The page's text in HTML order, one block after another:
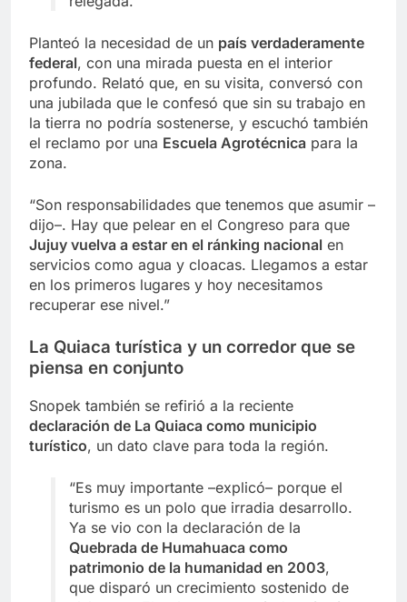
Planteó la necesidad de un país verdaderamente
federal, con una mirada puesta en el interior
profundo. Relató que, en su visita, conversó con
una jubilada que le confesó que sin su trabajo en
la tierra no podría sostenerse, y escuchó también
el reclamo por una Escuela Agrotécnica para la
zona.
“Son responsabilidades que tenemos que asumir –
dijo–. Hay que pelear en el Congreso para que
Jujuy vuelva a estar en el ránking nacional en
servicios como agua y cloacas. Llegamos a estar
en los primeros lugares y hoy necesitamos
recuperar ese nivel.”
La Quiaca turística y un corredor que se
piensa en conjunto
Snopek también se refirió a la reciente
declaración de La Quiaca como municipio
turístico, un dato clave para toda la región.
“Es muy importante –explicó– porque el
turismo es un polo que irradia desarrollo.
Ya se vio con la declaración de la
Quebrada de Humahuaca como
patrimonio de la humanidad en 2003,
que disparó un crecimiento sostenido de